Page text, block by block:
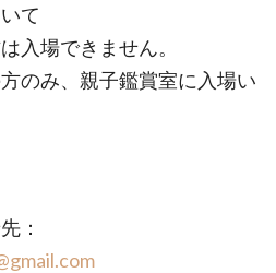
て
入場できません。
のみ、親子鑑賞室に入場い
：